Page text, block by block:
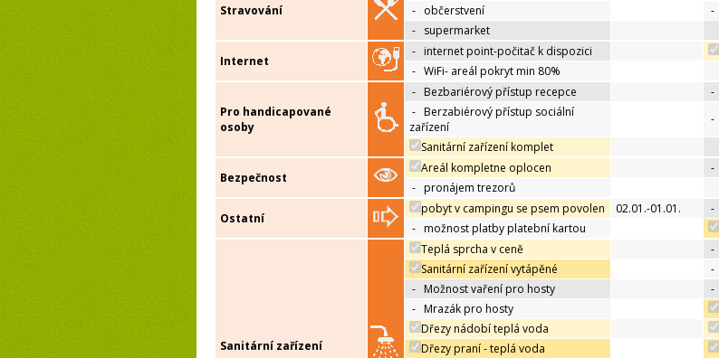
Stravování
- občerstvení -
- supermarket
Internet
- internet point-počitač k dispozici
- WiFi- areál pokryt min 80%
Pro handicapované
osoby
- Bezbariérový přístup recepce -
- Berzabiérový přístup sociální
zařízení
-
Sanitární zařízení komplet
Bezpečnost
Areál kompletne oplocen -
- pronájem trezorů
Ostatní
pobyt v campingu se psem povolen 02.01.-01.01. -
- možnost platby platební kartou
Sanitární zařízení
Teplá sprcha v ceně -
Sanitární zařízení vytápěné
-
- Možnost vaření pro hosty -
- Mrazák pro hosty
Dřezy nádobí teplá voda
Dřezy praní - teplá voda